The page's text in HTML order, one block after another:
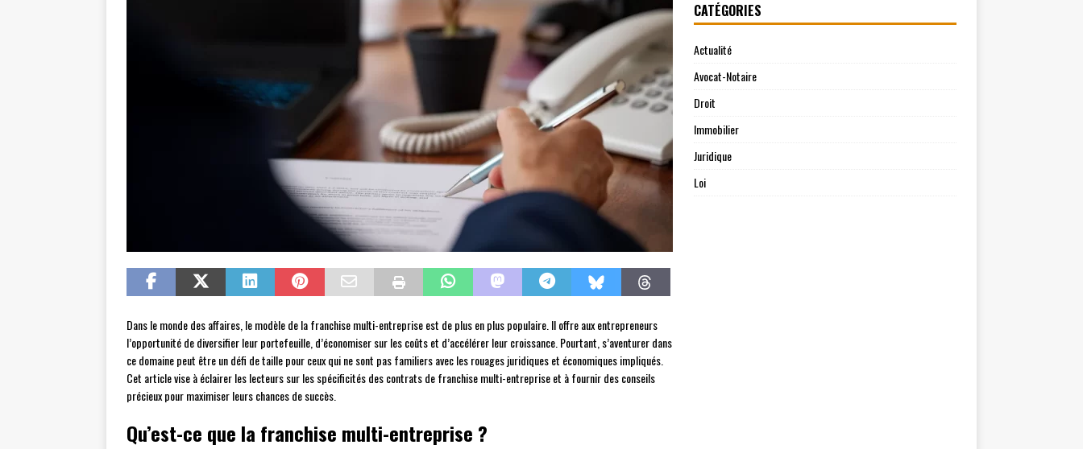
Dans le monde des affaires, le modèle de la franchise multi-entreprise est de plus en plus populaire. Il offre aux entrepreneurs
l’opportunité de diversifier leur portefeuille, d’économiser sur les coûts et d’accélérer leur croissance. Pourtant, s’aventurer dans
ce domaine peut être un défi de taille pour ceux qui ne sont pas familiers avec les rouages juridiques et économiques impliqués.
Cet article vise à éclairer les lecteurs sur les spécificités des contrats de franchise multi-entreprise et à fournir des conseils
précieux pour maximiser leurs chances de succès.
Qu’est-ce que la franchise multi-entreprise ?
CATÉGORIES
Actualité
Avocat-Notaire
Droit
Immobilier
Juridique
Loi